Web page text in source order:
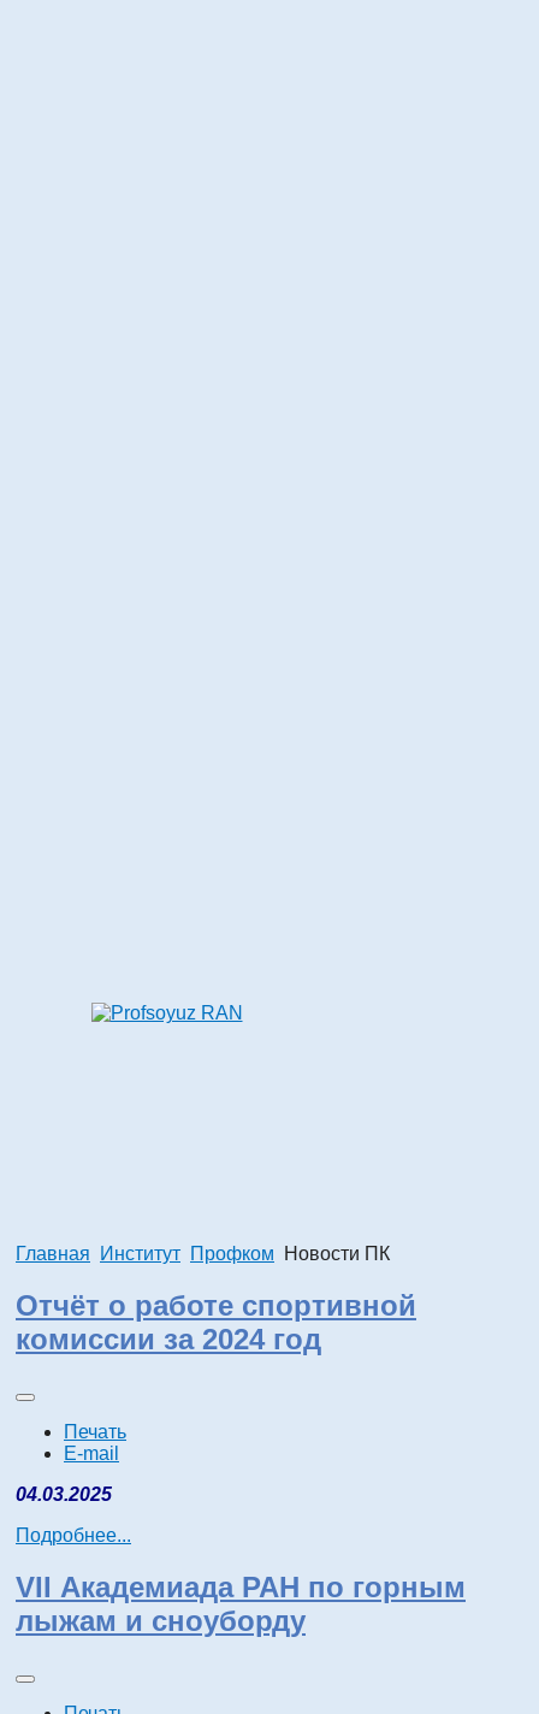
Главная Институт Профком Новости ПК
Отчёт о работе спортивной
комиссии за 2024 год
Печать
E-mail
04.03.2025
Подробнее...
VII Академиада РАН по горным
лыжам и сноуборду